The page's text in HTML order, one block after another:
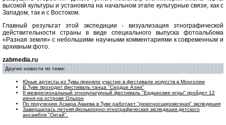
высокой культуры и установила на начальном этапе культурные связи, как с
Западом, так и с Востоком.
Главный результат этой экспедиции - визуализация этнографической
действительности страны в виде специального выпуска фотоальбома
«Разная земля» с небольшими научными комментариями к современным и
архивным фото.
zabmedia.ru
Другие новости по теме:
Юные артисты из Тувы приняли участие в фестивале искусств в Монголии
В Туве проходит фестиваль танца "Сердце Азии"
II межрегиональный этнокультурный фестиваль "Ердынские игры" пройдет 12
июня на острове Ольхон
По поручению Аскара Акаева в Туве работает "рекогносцировочная" экспедиция
Завершилась летняя фольклорно-этнографическая экспедиция детского
ансамбля "Октай".